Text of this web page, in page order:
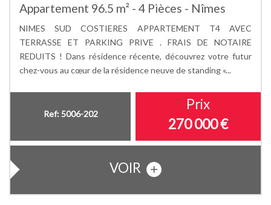
Appartement 96.5 m² - 4 Pièces - Nîmes
NIMES SUD COSTIERES APPARTEMENT T4 AVEC
TERRASSE ET PARKING PRIVE . FRAIS DE NOTAIRE
REDUITS ! Dans résidence récente, découvrez votre futur
chez-vous au cœur de la résidence neuve de standing «...
Ref: 5006-202
Prix
270 000€
VOIR